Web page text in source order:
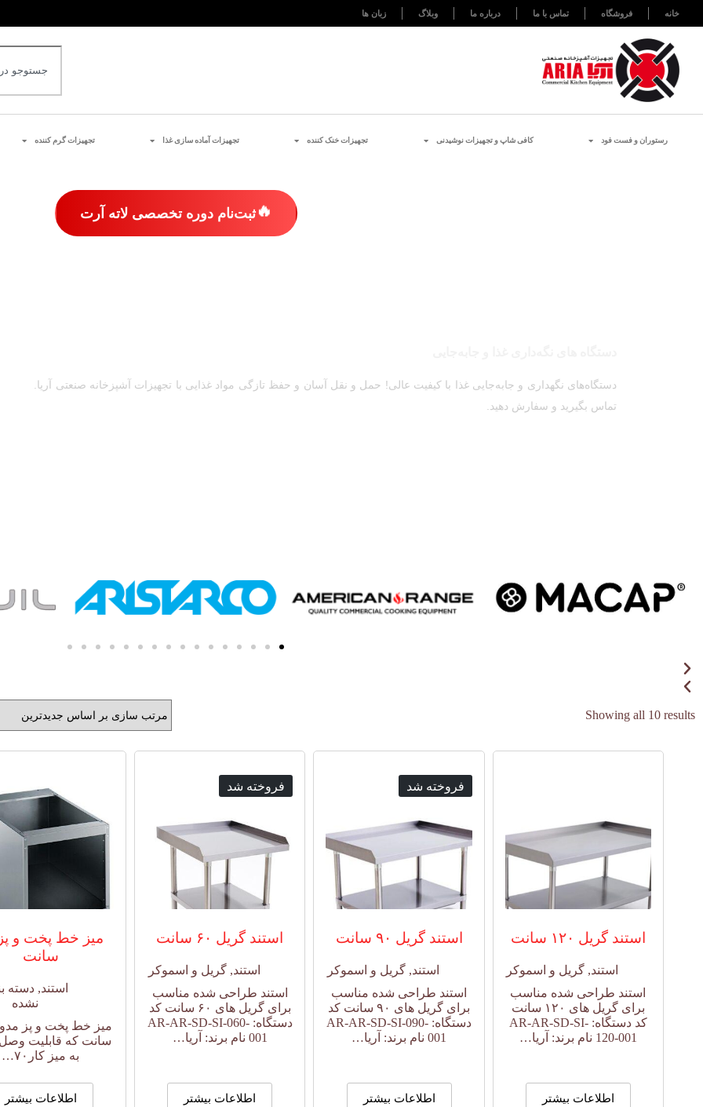
خانه فروشگاه تماس با ما درباره ما وبلاگ زبان ها
رستوران و فست فود کافی شاپ و تجهیزات نوشیدنی تجهیزات خنک کننده تجهیزات آماده سازی غذا تجهیزات گرم کننده
🔥ثبت‌نام دوره تخصصی لاته آرت
دستگاه‌های نگهداری و جابه‌جایی غذا با کیفیت عالی! حمل و نقل آسان و حفظ تازگی مواد غذایی با تجهیزات آشپزخانه صنعتی آریا.
تماس بگیرید و سفارش دهید.
Showing all 10 results
استند گریل ۱۲۰ سانت
استند, گریل و اسموکر
استند طراحی شده مناسب
برای گریل های ۱۲۰ سانت
کد دستگاه: AR-AR-SD-SI-
120-001 نام برند: آریا…
اطلاعات بیشتر
فروخته شد
استند گریل ۹۰ سانت
استند, گریل و اسموکر
استند طراحی شده مناسب
برای گریل های ۹۰ سانت کد
دستگاه: AR-AR-SD-SI-090-
001 نام برند: آریا…
اطلاعات بیشتر
فروخته شد
استند گریل ۶۰ سانت
استند,گریل و اسموکر
استند طراحی شده مناسب
برای گریل های ۶۰ سانت کد
دستگاه: AR-AR-SD-SI-060-
001 نام برند: آریا…
اطلاعات بیشتر
سانت
استند, دسته
نشده
سانت که قابلیت
به میز کار۷۰…
اطلاعات بیشتر